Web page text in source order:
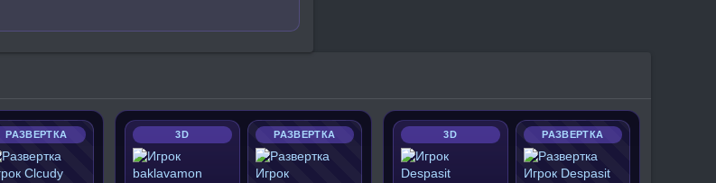
РАЗВЕРТКА 3D РАЗВЕРТКА 3D РАЗВЕРТКА